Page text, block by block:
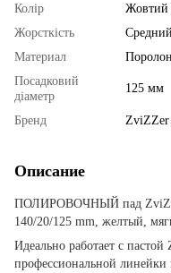
Колір
Жовтий
Жорсткість
Средний
Материал
Поролон
Посадковий
діаметр
125 мм
Бренд ZviZZer
Описание
ПОЛИРОВОЧНЫЙ пад
140/20/125 mm, желтый,
Идеально работает с
профессиональной